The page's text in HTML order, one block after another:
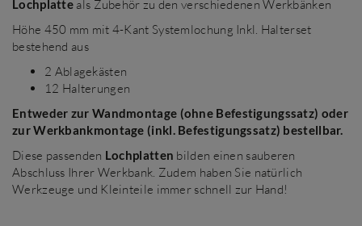
Lochplatte als Zubehör zu den verschiedenen Werkbänken
Höhe 450 mm mit 4-Kant Systemlochung Inkl. Halterset
bestehend aus
2 Ablagekästen
12 Halterungen
Entweder zur Wandmontage (ohne Befestigungssatz) oder
zur Werkbankmontage (inkl. Befestigungssatz) bestellbar.
Diese passenden Lochplatten bilden einen sauberen
Abschluss Ihrer Werkbank. Zudem haben Sie natürlich
Werkzeuge und Kleinteile immer schnell zur Hand!